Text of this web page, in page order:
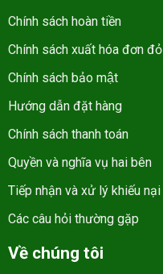
Chính sách hoàn tiền
Chính sách xuất hóa đơn đỏ
Chính sách bảo mật
Hướng dẫn đặt hàng
Chính sách thanh toán
Quyền và nghĩa vụ hai bên
Tiếp nhận và xử lý khiếu nại
Các câu hỏi thường gặp
Về chúng tôi